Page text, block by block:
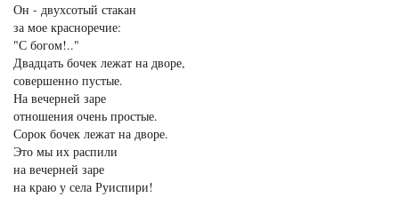
Он - двухсотый стакан
за мое красноречие:
"С богом!.."
Двадцать бочек лежат на дворе,
совершенно пустые.
На вечерней заре
отношения очень простые.
Сорок бочек лежат на дворе.
Это мы их распили
на вечерней заре
на краю у села Руиспири!